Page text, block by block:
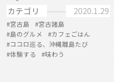
カテゴリ 2020.1.29
宮古島
宮古諸島
島のグルメ
カフェごはん
ココロ巡る、沖縄離島たび
体験する
味わう